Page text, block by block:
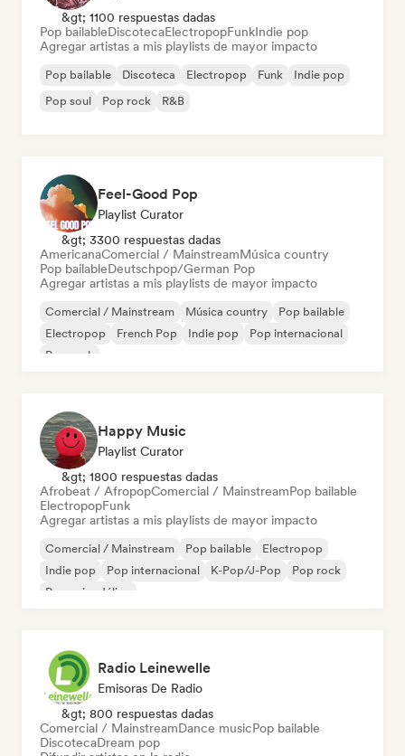
&gt; 1100 respuestas dadas
Pop bailableDiscotecaElectropopFunkIndie pop
Agregar artistas a mis playlists de mayor impacto
Pop bailable Discoteca Electropop Funk
Indie pop
Pop soul
Pop rock R&B
Feel-Good Pop
Playlist Curator
&gt; 3300 respuestas dadas
AmericanaComercial / MainstreamMúsica country
Pop bailableDeutschpop/German Pop
Agregar artistas a mis playlists de mayor impacto
Comercial / Mainstream Música country
Pop bailable
Electropop
French Pop Indie pop
Pop internacional
Pop rock
Happy Music
Playlist Curator
&gt; 1800 respuestas dadas
Afrobeat / AfropopComercial / MainstreamPop bailable
ElectropopFunk
Agregar artistas a mis playlists de mayor impacto
Comercial / Mainstream Pop bailable
Electropop
Indie pop
Pop internacional K-Pop/J-Pop
Pop rock
Pop psicodélico
Radio Leinewelle
Emisoras De Radio
&gt; 800 respuestas dadas
Comercial / MainstreamDance musicPop bailable
DiscotecaDream pop